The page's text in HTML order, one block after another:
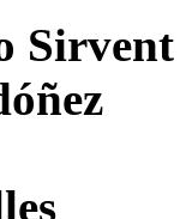
Sirvent